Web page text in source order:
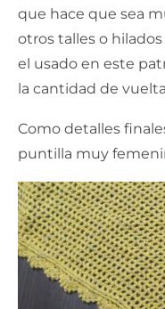
que hace que sea
otros talles o
el usado en este
la cantidad de
Como detalles
puntilla muy